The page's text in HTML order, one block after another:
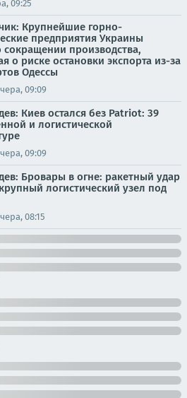
09:25
Крупнейшие горно-
предприятия Украины
производства,
о риске остановки экспорта из-за
Одессы
09:09
Киев остался без Patriot: 39
и логистической
09:09
Бровары в огне: ракетный удар
логистический узел под
08:15